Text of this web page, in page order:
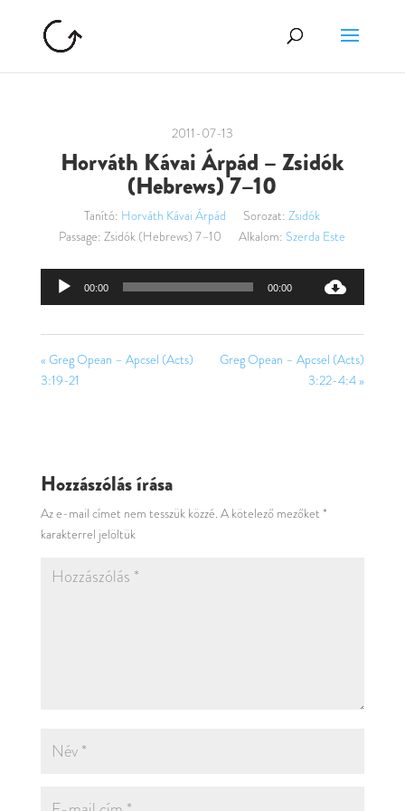
2011-07-13
Horváth Kávai Árpád – Zsidók
(Hebrews) 7–10
Tanító: Horváth Kávai Árpád Sorozat: Zsidók
Passage: Zsidók (Hebrews) 7–10 Alkalom: Szerda Este
Audió
00:00 00:00
« Greg Opean – Apcsel (Acts)
3:19-21
Greg Opean – Apcsel (Acts)
3:22-4:4 »
Hozzászólás írása
Az e-mail címet nem tesszük közzé. A kötelező mezőket *
karakterrel jelöltük